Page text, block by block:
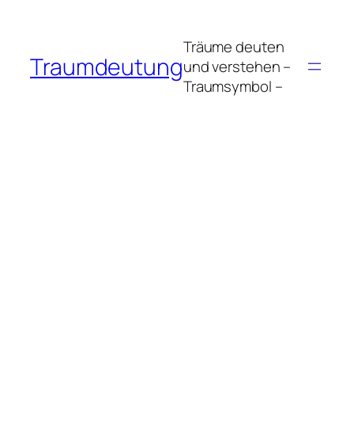
springen
Traumdeutung
Träume deuten
und verstehen –
Traumsymbol –